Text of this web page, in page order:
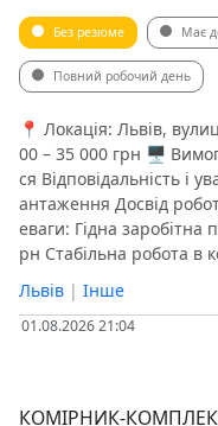
Без резюме Має
Повний робочий день
📍 Локація: Львів,
00 – 35 000 грн 🖥
ся Відповідальність і
антаження Досвід
еваги: Гідна заробітна
рн Стабільна робота в
Львів | Інше
01.08.2026 21:04
КОМІРНИК-